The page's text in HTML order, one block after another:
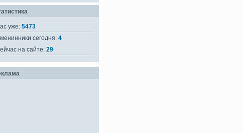
уже: 5473
сегодня: 4
на сайте: 29